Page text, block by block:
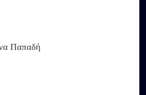
Παπαδή